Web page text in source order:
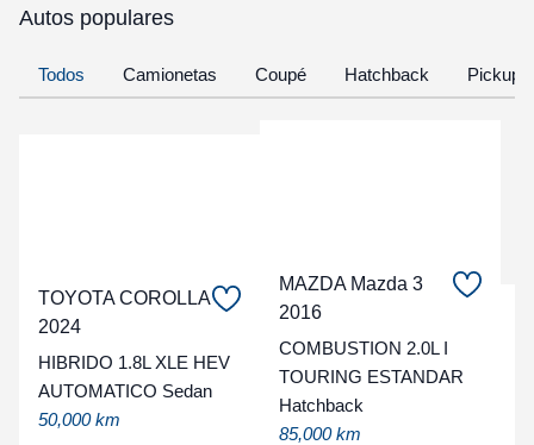
Autos populares
Todos Camionetas Coupé Hatchback Pickup
TOYOTA COROLLA
2024
HIBRIDO 1.8L XLE HEV
AUTOMATICO Sedan
50,000 km
MAZDA Mazda 3
2016
COMBUSTION 2.0L I
TOURING ESTANDAR
Hatchback
85,000 km